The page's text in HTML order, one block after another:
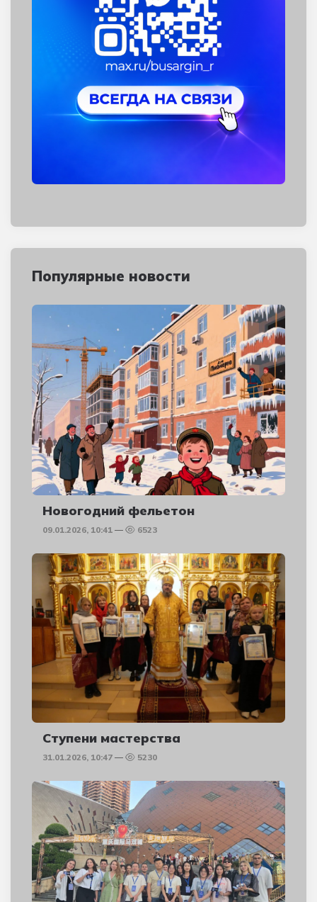
Популярные новости
Новогодний фельетон
09.01.2026, 10:41 6523
Ступени мастерства
31.01.2026, 10:47 5230